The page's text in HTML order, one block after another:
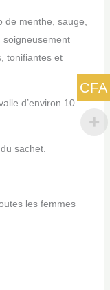
de menthe, sauge,
soigneusement
tonifiantes et
d’environ 10
sachet.
les femmes
CFA